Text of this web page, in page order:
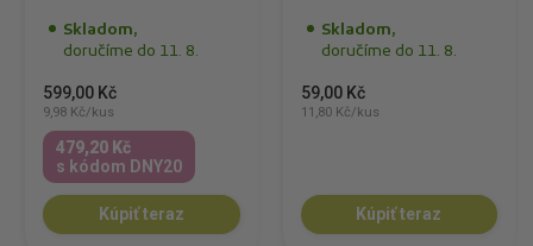
Skladom,
doručíme do 11. 8.
599,00 Kč
9,98 Kč/kus
479,20 Kč
s kódom DNY20
Kúpiť teraz
Skladom,
doručíme do 11. 8.
59,00 Kč
11,80 Kč/kus
Kúpiť teraz